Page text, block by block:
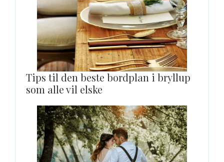
Tips til den beste bordplan i bryllup
som alle vil elske